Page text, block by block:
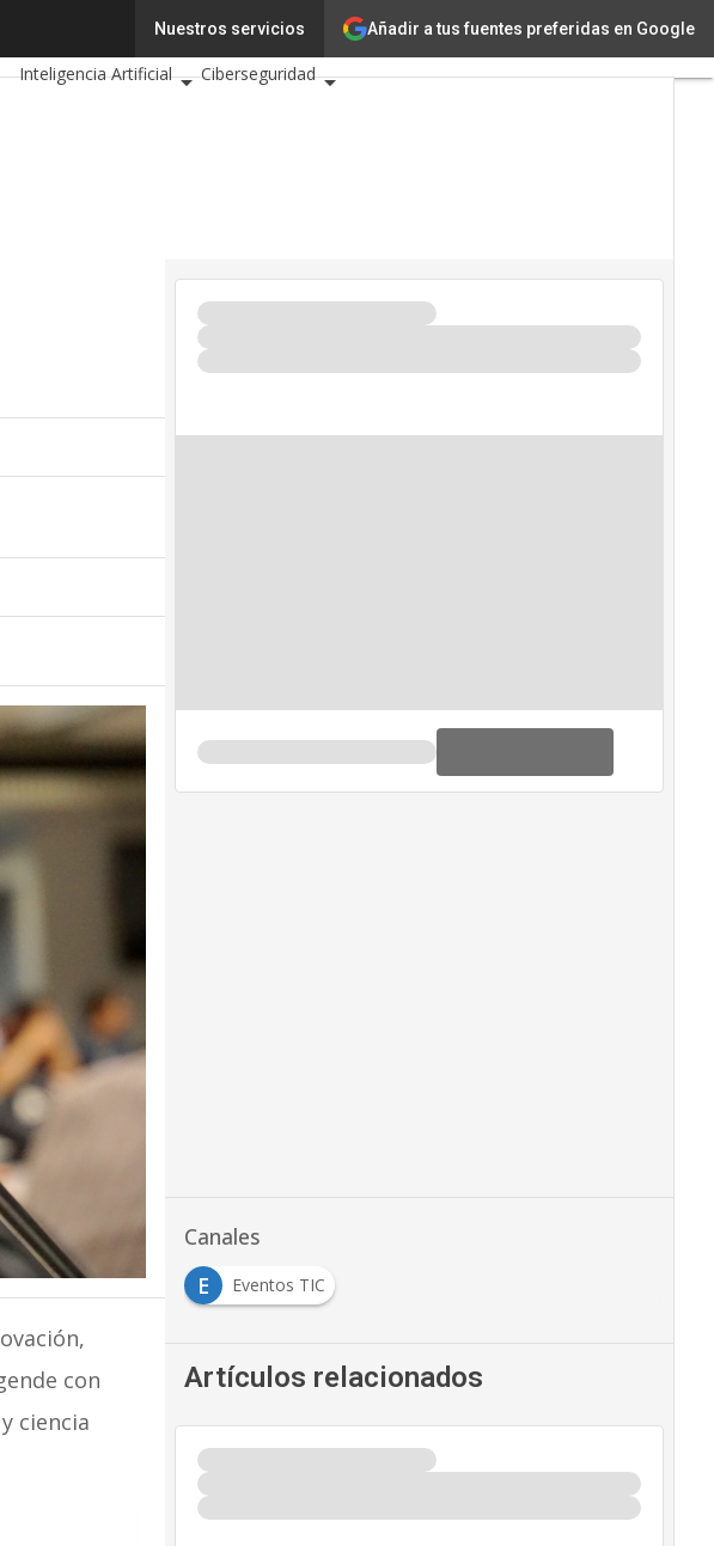
Añadir a tus fuentes preferidas en Google
Nuestros servicios
Innovación
Ciencia
Inteligencia Artificial
Ciberseguridad
con
ciencia
Canales
E
Eventos TIC
Artículos relacionados